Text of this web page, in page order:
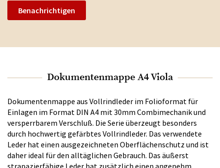
Benachrichtigen
Dokumentenmappe A4 Viola
Dokumentenmappe aus Vollrindleder im Folioformat für
Einlagen im Format DIN A4 mit 30mm Combimechanik und
versperrbarem Verschluß. Die Serie überzeugt besonders
durch hochwertig gefärbtes Vollrindleder. Das verwendete
Leder hat einen ausgezeichneten Oberflächenschutz und ist
daher ideal für den alltäglichen Gebrauch. Das äußerst
strapazierfähige Leder hat zusätzlich einen angenehm